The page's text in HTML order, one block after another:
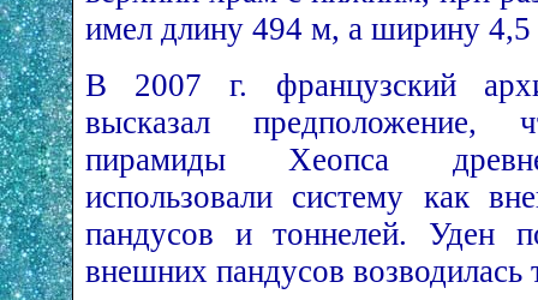
имел длину 494 м, а ширину
В 2007 г. французский
высказал предположение,
пирамиды Хеопса
использовали систему как
пандусов и тоннелей. Уден
внешних пандусов возводилась